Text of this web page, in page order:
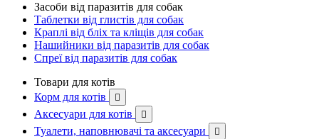
Засоби від паразитів для собак
Таблетки від глистів для собак
Краплі від бліх та кліщів для собак
Нашийники від паразитів для собак
Спреї від паразитів для собак
Товари для котів
Корм для котів

Аксесуари для котів 
Туалети, наповнювачі та аксесуари 